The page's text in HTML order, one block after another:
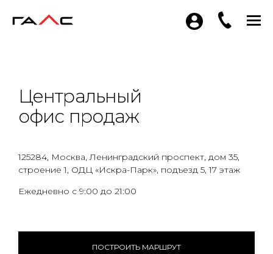
Центральный
офис продаж
125284, Москва, Ленинградский проспект, дом 35,
строение 1, ОДЦ «Искра-Парк», подъезд 5, 17 этаж
Ежедневно с 9:00 до 21:00
ПОСТРОИТЬ МАРШРУТ